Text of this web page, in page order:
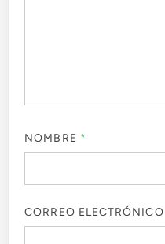
NOMBRE *
CORREO ELECTRÓNICO